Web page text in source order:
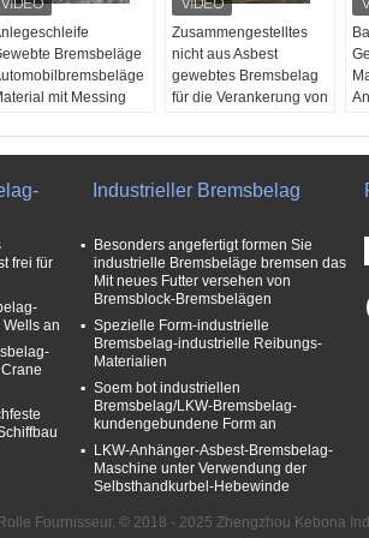
Bremsbeläge
mit Messing
Bremsanlage
Hoch
Zusammengestelltes
nicht aus Asbest
gewebtes Bremsbelag
für die Verankerung von
Besonderheit:Asbest
Resistenz tragen:
OEM:Ja
frei für
an
Industrieller Bremsbelag
Besonders angefertigt formen Sie
industrielle Bremsbeläge bremsen das
Mit neues Futter versehen von
Bremsblock-Bremsbelägen
Spezielle Form-industrielle
Bremsbelag-industrielle Reibungs-
Materialien
Soem bot industriellen
Bremsbelag/LKW-Bremsbelag-
kundengebundene Form an
LKW-Anhänger-Asbest-Bremsbelag-
Maschine unter Verwendung der
Selbsthandkurbel-Hebewinde
Fournisseur. © 2018 - 2025 Zhengzhou Kebona